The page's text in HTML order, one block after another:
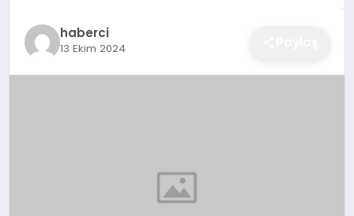
EKONOMI
haberci
13 Ekim 2024